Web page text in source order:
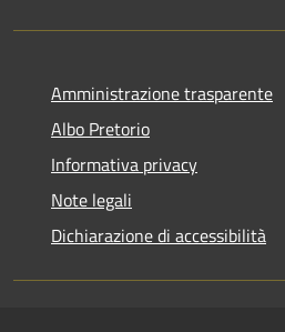
Amministrazione trasparente
Albo Pretorio
Informativa privacy
Note legali
Dichiarazione di accessibilità